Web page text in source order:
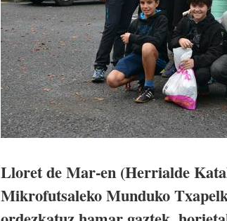
Lloret de Mar-en (Herrialde
Mikrofutsaleko Munduko